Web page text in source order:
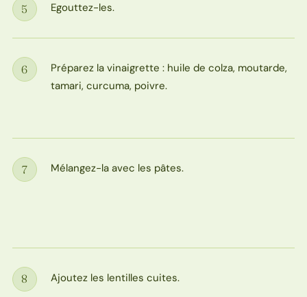
Étape
5 Egouttez-les.
Étape
6
Préparez la vinaigrette : huile de colza, moutarde,
tamari, curcuma, poivre.
Étape
7 Mélangez-la avec les pâtes.
Étape
8 Ajoutez les lentilles cuites.